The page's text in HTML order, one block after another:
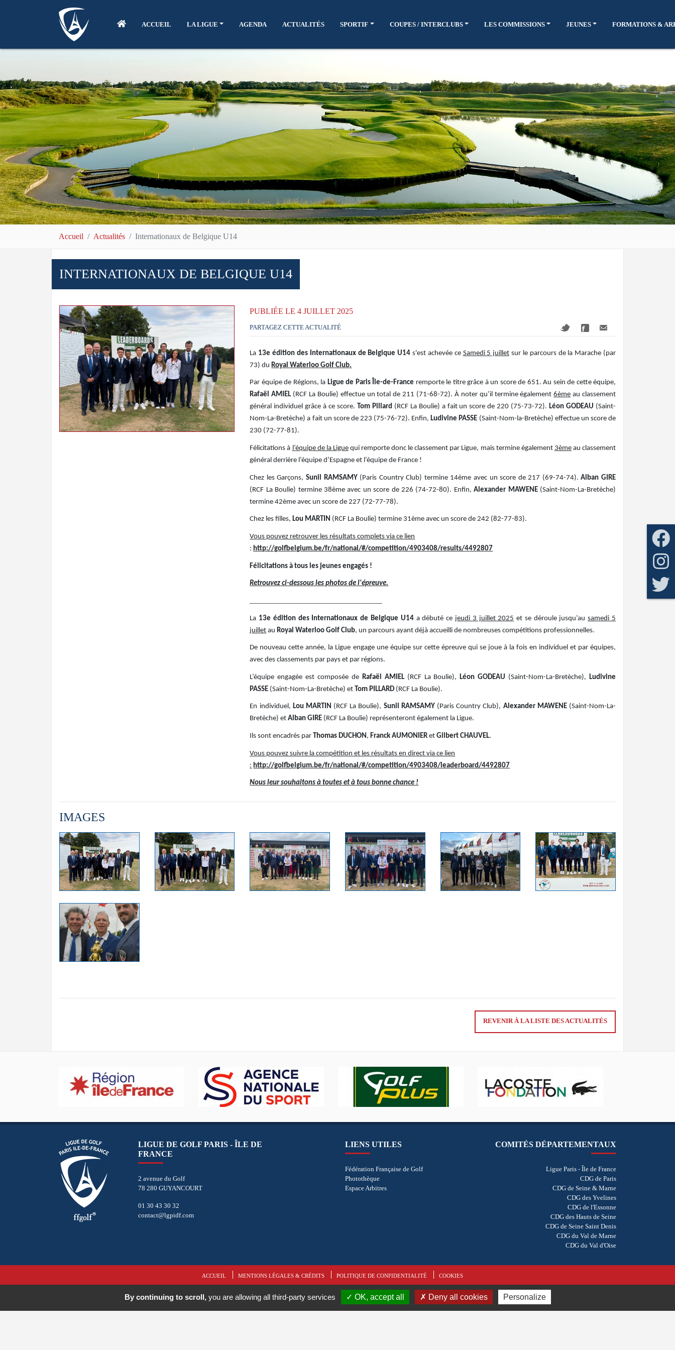
ACCUEIL LA LIGUE AGENDA ACTUALITÉS SPORTIF COUPES / INTERCLUBS LES COMMISSIONS JEUNES FORMATIONS &
Accueil Actualités Internationaux de Belgique U14
INTERNATIONAUX DE BELGIQUE U14
PUBLIÉE LE 4 JUILLET 2025
PARTAGEZ CETTE ACTUALITÉ
La 13e édition des Internationaux de Belgique U14 s'est achevée ce Samedi 5 juillet sur le parcours de la Marache (par
73) du Royal Waterloo Golf Club.
Par équipe de Régions, la Ligue de Paris Île-de-France remporte le titre grâce à un score de 651. Au sein de cette équipe,
Rafaël AMIEL (RCF La Boulie) effectue un total de 211 (71-68-72). À noter qu’il termine également6ème au classement
général individuel grâce à ce score. Tom Pillard(RCF La Boulie) a fait un score de 220 (75-73-72).Léon GODEAU (Saint-
Nom-La-Bretèche) a fait un score de 223 (75-76-72). Enfin,Ludivine PASSE (Saint-Nom-la-Bretèche) effectue un score de
230 (72-77-81).
Félicitations à l’équipe de la Liguequi remporte donc le classement par Ligue, mais termine également 3èmeau classement
général derrière l’équipe d’Espagne et l’équipe de France !
Chez les Garçons,Sunil RAMSAMY(Paris Country Club) termine 14ème avec un score de 217 (69-74-74).Alban GIRE
(RCF La Boulie) termine 38ème avec un score de 226 (74-72-80). Enfin,Alexander MAWENE(Saint-Nom-La-Bretèche)
termine 42ème avec un score de 227 (72-77-78).
Chez les filles,Lou MARTIN (RCF La Boulie) termine 31ème avec un score de 242 (82-77-83).
Vous pouvez retrouver les résultats complets via ce lien
: http://golfbelgium.be/fr/national/#/competition/4903408/results/4492807
Félicitations à tous les jeunes engagés !
Retrouvez ci-dessous les photos de l'épreuve.
La 13e édition des Internationaux de Belgique U14a débuté ce jeudi 3 juillet 2025 et se déroule jusqu’ausamedi 5
juillet au Royal Waterloo Golf Club, un parcours ayant déjà accueilli de nombreuses compétitions professionnelles.
De nouveau cette année, la Ligue engage une équipe sur cette épreuve qui se joue à la fois en individuel et par équipes,
avec des classements par pays et par régions.
L’équipe engagée est composée de Rafaël AMIEL(RCF La Boulie), Léon GODEAU (Saint-Nom-La-Bretèche), Ludivine
PASSE (Saint-Nom-La-Bretèche) et Tom PILLARD (RCF La Boulie).
En individuel, Lou MARTIN (RCF La Boulie), Sunil RAMSAMY (Paris Country Club), Alexander MAWENE(Saint-Nom-La-
Bretèche) etAlban GIRE (RCF La Boulie) représenteront également la Ligue.
Ils sont encadrés par Thomas DUCHON,Franck AUMONIERetGilbert CHAUVEL.
Vous pouvez suivre la compétition et les résultats en direct via ce lien
: http://golfbelgium.be/fr/national/#/competition/4903408/leaderboard/4492807
Nous leur souhaitons à toutes et à tous bonne chance !
IMAGES
REVENIR À LA LISTE DES ACTUALITÉS
LIGUE DE GOLF PARIS - ÎLE DE
FRANCE
2 avenue du Golf
78 280 GUYANCOURT
01 30 43 30 32
contact@lgpidf.com
LIENS UTILES
Fédération Française de Golf
Photothèque
Espace Arbitres
COMITÉS DÉPARTEMENTAUX
Ligue Paris - Île de France
CDG de Paris
CDG de Seine & Marne
CDG des Yvelines
CDG de l'Essonne
CDG des Hauts de Seine
CDG de Seine Saint Denis
CDG du Val de Marne
CDG du Val d'Oise
ACCUEIL MENTIONS LÉGALES & CRÉDITS POLITIQUE DE CONFIDENTIALITÉ COOKIES
Copyright © 2026 - Ligue de Golf Paris - Île de France. Tous droits réservés.
By continuing to scroll,you are allowing all third-party services OK, accept all Deny all cookies Personalize